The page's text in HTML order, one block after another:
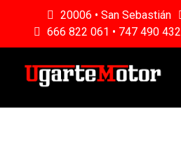
20006 • San Sebastián
666 822 061 • 747 490 432